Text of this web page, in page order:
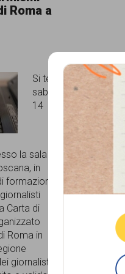
Roma a
Si terrà
sabato
14
la sala
in
formazione
Carta di
Roma in
giornalisti